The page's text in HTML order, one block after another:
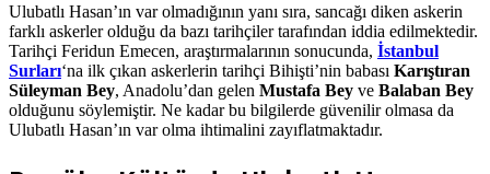
Ulubatlı Hasan’ın var olmadığının yanı sıra, sancağı diken askerin
farklı askerler olduğu da bazı tarihçiler tarafından iddia edilmektedir.
Tarihçi Feridun Emecen, araştırmalarının sonucunda, İstanbul
Surları‘na ilk çıkan askerlerin tarihçi Bihişti’nin babası Karıştıran
Süleyman Bey, Anadolu’dan gelen Mustafa Bey ve Balaban Bey
olduğunu söylemiştir. Ne kadar bu bilgilerde güvenilir olmasa da
Ulubatlı Hasan’ın var olma ihtimalini zayıflatmaktadır.